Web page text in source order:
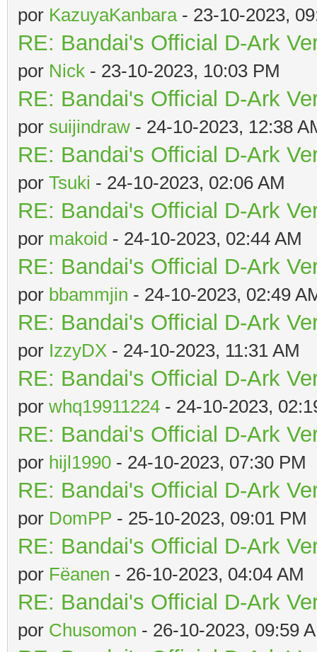
por KazuyaKanbara- 23-10-2023,
RE: Bandai's Official D-Ark
por Nick - 23-10-2023, 10:03 PM
RE: Bandai's Official D-Ark
por suijindraw - 24-10-2023, 12:38
RE: Bandai's Official D-Ark
por Tsuki - 24-10-2023, 02:06 AM
RE: Bandai's Official D-Ark
por makoid - 24-10-2023, 02:44 AM
RE: Bandai's Official D-Ark
por bbammjin - 24-10-2023, 02:49
RE: Bandai's Official D-Ark
por IzzyDX - 24-10-2023, 11:31 AM
RE: Bandai's Official D-Ark
por whq19911224 - 24-10-2023,
RE: Bandai's Official D-Ark
por hijl1990 - 24-10-2023, 07:30 PM
RE: Bandai's Official D-Ark
por DomPP - 25-10-2023, 09:01 PM
RE: Bandai's Official D-Ark
por Fëanen - 26-10-2023, 04:04 AM
RE: Bandai's Official D-Ark
por Chusomon - 26-10-2023, 09:59